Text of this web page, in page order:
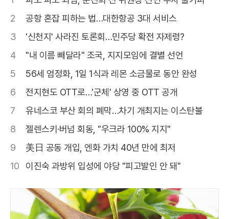
2
공항 혼잡 피하는 법…대한항공 3대 서비스
3
'신천지' 사라진 토론회…민주당 확전 자제령?
4
"내 이름 빼달라" 조국, 지지모임에 결별 선언
5
56세 엄정화, 1일 1식과 레몬 소금물로 동안 완성
6
전지현도 OTT로…'군체' 상영 중 OTT 공개
7
유네스코 부산 회의 폐막…차기 개최지는 이스탄불
8
젤렌스키·버넘 회동, "우크라 100% 지지"
9
美日 공동 개입, 엔화 가치 40년 만에 최저
10
이진숙 과방위 입성에 야당 "피고발인 안 돼"